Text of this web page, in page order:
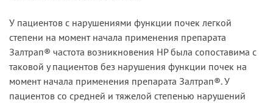
У пациентов с нарушениями функции почек легкой
степени на момент начала применения препарата
Залтрап® частота возникновения HP была сопоставима с
таковой у пациентов без нарушения функции почек на
момент начала применения препарата Залтрап®. У
пациентов со средней и тяжелой степенью нарушений